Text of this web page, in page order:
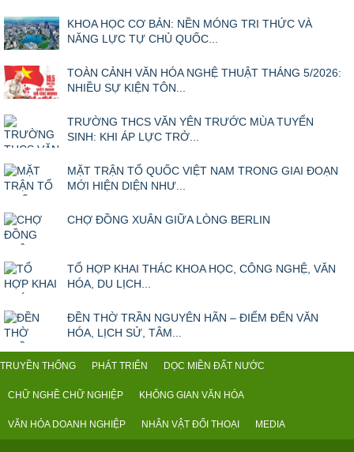
KHOA HỌC CƠ BẢN: NỀN MÓNG TRI THỨC VÀ
NĂNG LỰC TỰ CHỦ QUỐC...
TOÀN CẢNH VĂN HÓA NGHỆ THUẬT THÁNG 5/2026:
NHIỀU SỰ KIỆN TÔN...
TRƯỜNG THCS VĂN YÊN TRƯỚC MÙA TUYỂN
SINH: KHI ÁP LỰC TRỞ...
MẶT TRẬN TỔ QUỐC VIỆT NAM TRONG GIAI ĐOẠN
MỚI HIỆN DIỆN NHƯ...
CHỢ ĐỒNG XUÂN GIỮA LÒNG BERLIN
TỔ HỢP KHAI THÁC KHOA HỌC, CÔNG NGHỆ, VĂN
HÓA, DU LỊCH...
ĐỀN THỜ TRẦN NGUYÊN HÃN – ĐIỂM ĐẾN VĂN
HÓA, LỊCH SỬ, TÂM...
TRUYỀN THỐNG PHÁT TRIỂN DỌC MIỀN ĐẤT NƯỚC
CHỮ NGHỀ CHỮ NGHIỆP KHÔNG GIAN VĂN HÓA
VĂN HÓA DOANH NGHIỆP NHÂN VẬT ĐỐI THOẠI MEDIA